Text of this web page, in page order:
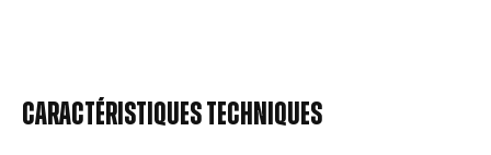
Caractéristiques techniques